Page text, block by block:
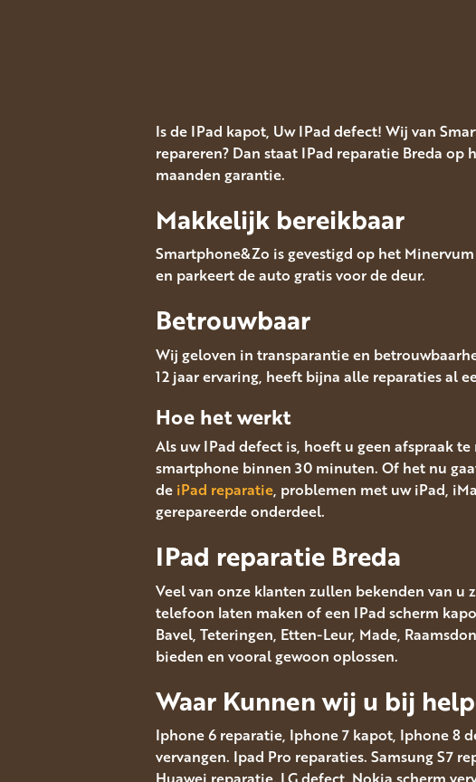
Is de IPad kapot, Uw IPad defect! Wij van
repareren? Dan staat IPad reparatie Breda
maanden garantie.
Makkelijk bereikbaar
Smartphone&Zo is gevestigd op het
en parkeert de auto gratis voor de deur.
Betrouwbaar
Wij geloven in transparantie en
12 jaar ervaring, heeft bijna alle reparaties al
Hoe het werkt
Als uw IPad defect is, hoeft u geen afspraak
smartphone binnen 30 minuten. Of het nu
de iPad reparatie, problemen met uw iPad,
gerepareerde onderdeel.
IPad reparatie Breda
Veel van onze klanten zullen bekenden van
telefoon laten maken of een IPad scherm
Bavel, Teteringen, Etten-Leur, Made,
bieden en vooral gewoon oplossen.
Waar Kunnen wij u bij
Iphone 6 reparatie, Iphone 7 kapot, Iphone 8
vervangen. Ipad Pro reparaties. Samsung S7